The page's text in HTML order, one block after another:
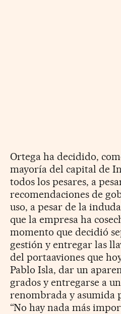
Ortega ha decidido,
mayoría del capital de
todos los pesares, a
recomendaciones de
uso, a pesar de la
que la empresa ha
momento que decidió
gestión y entregar las
del portaaviones que
Pablo Isla, dar un
grados y entregarse a
renombrada y asumida
“No hay nada más